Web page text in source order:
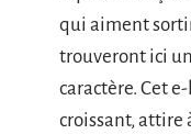
qui aiment
trouveront ici
caractère. Cet
croissant, attire